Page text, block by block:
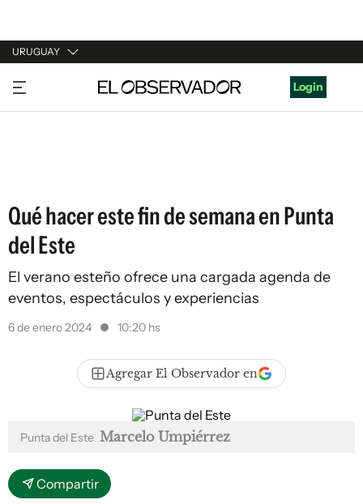
URUGUAY
URUGUAY
ARGENTINA
Login
Qué hacer este fin de semana en Punta
del Este
El verano esteño ofrece una cargada agenda de
eventos, espectáculos y experiencias
6 de enero 2024 10:20 hs
Agregar El Observador en
Punta del Este Marcelo Umpiérrez
Compartir